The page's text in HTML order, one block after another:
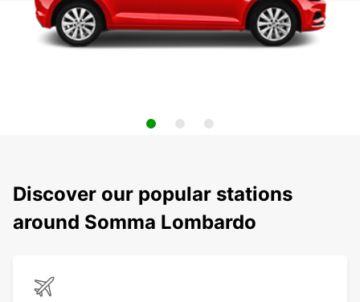
Discover our popular stations
around Somma Lombardo